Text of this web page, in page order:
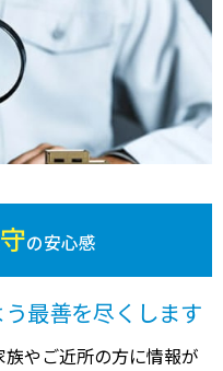
の安心感
最善を尽くします
やご近所の方に情報が